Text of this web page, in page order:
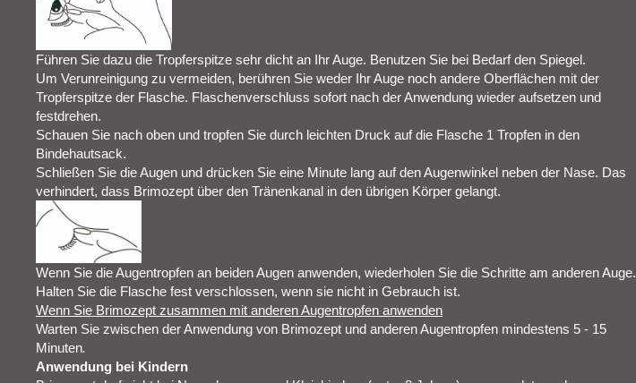
Führen Sie dazu die Tropferspitze sehr dicht an Ihr Auge. Benutzen Sie bei Bedarf den Spiegel.
Um Verunreinigung zu vermeiden, berühren Sie weder Ihr Auge noch andere Oberflächen mit der
Tropferspitze der Flasche. Flaschenverschluss sofort nach der Anwendung wieder aufsetzen und
festdrehen.
Schauen Sie nach oben und tropfen Sie durch leichten Druck auf die Flasche 1 Tropfen in den
Bindehautsack.
Schließen Sie die Augen und drücken Sie eine Minute lang auf den Augenwinkel neben der Nase. Das
verhindert, dass Brimozept über den Tränenkanal in den übrigen Körper gelangt.
Wenn Sie die Augentropfen an beiden Augen anwenden, wiederholen Sie die Schritte am anderen Auge.
Halten Sie die Flasche fest verschlossen, wenn sie nicht in Gebrauch ist.
Wenn Sie Brimozept zusammen mit anderen Augentropfen anwenden
Warten Sie zwischen der Anwendung von Brimozept und anderen Augentropfen mindestens 5 ‑ 15
Minuten.
Anwendung bei Kindern